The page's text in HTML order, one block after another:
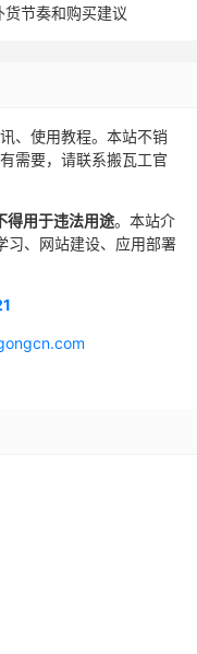
货节奏和购买建议
、使用教程。本站不销
需要，请联系搬瓦工官
得用于违法用途。本站介
习、网站建设、应用部署